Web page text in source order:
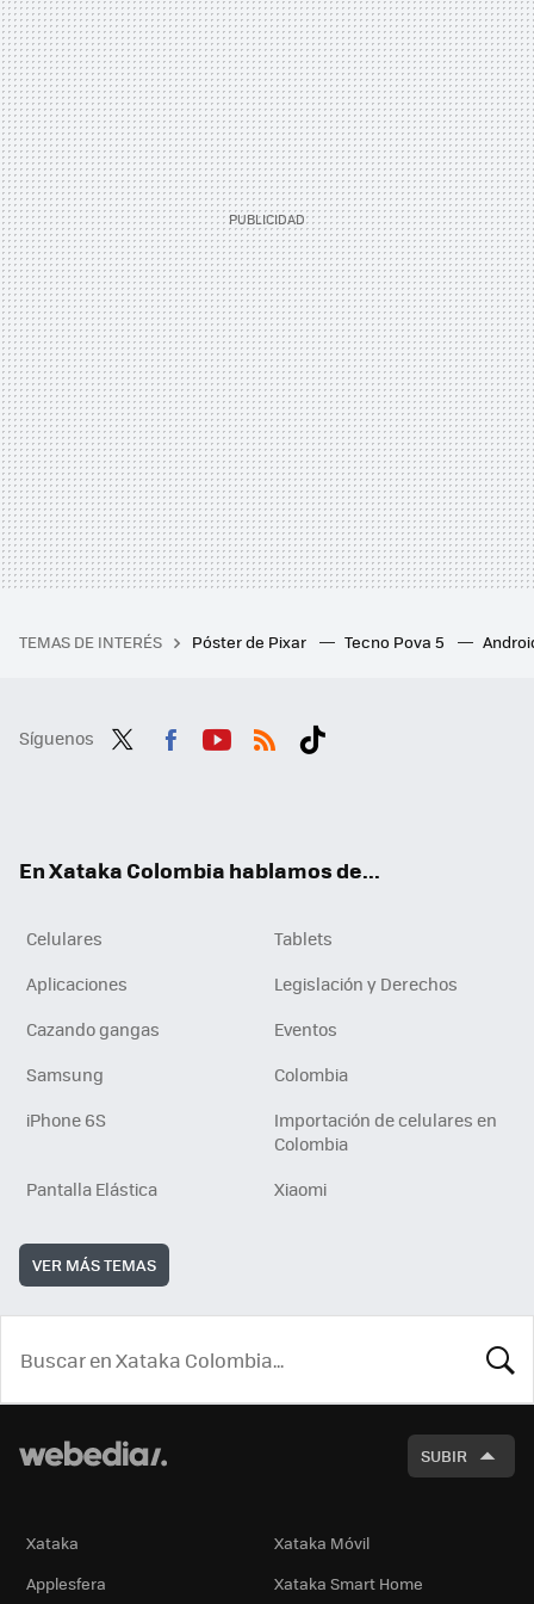
TEMAS DE INTERÉS Póster de Pixar Tecno Pova 5
Síguenos
En Xataka Colombia hablamos de...
Celulares
Tablets
Aplicaciones
Legislación y Derechos
Cazando gangas
Eventos
Samsung
Colombia
iPhone 6S
Importación de celulares en
Colombia
Pantalla Elástica
Xiaomi
VER MÁS TEMAS
SUBIR
Xataka
Xataka Móvil
Applesfera
Xataka Smart Home